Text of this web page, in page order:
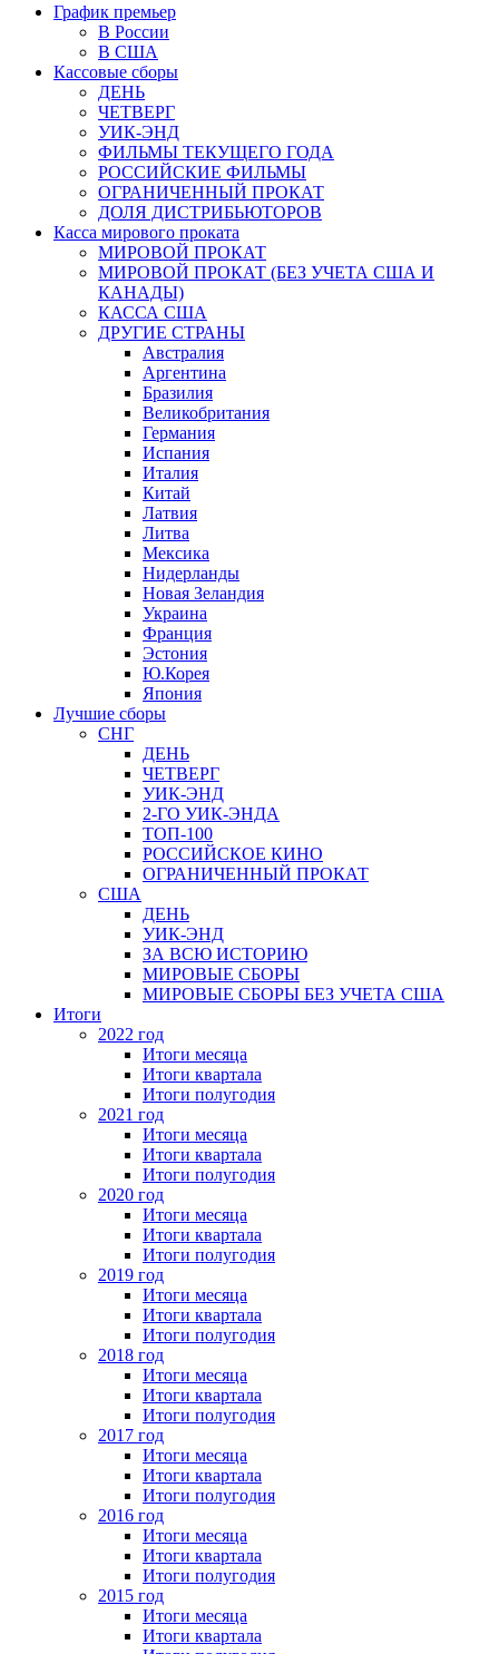
График премьер
В России
В США
Кассовые сборы
ДЕНЬ
ЧЕТВЕРГ
УИК-ЭНД
ФИЛЬМЫ ТЕКУЩЕГО ГОДА
РОССИЙСКИЕ ФИЛЬМЫ
ОГРАНИЧЕННЫЙ ПРОКАТ
ДОЛЯ ДИСТРИБЬЮТОРОВ
Касса мирового проката
МИРОВОЙ ПРОКАТ
МИРОВОЙ ПРОКАТ (БЕЗ УЧЕТА США И
КАНАДЫ)
КАССА США
ДРУГИЕ СТРАНЫ
Австралия
Аргентина
Бразилия
Великобритания
Германия
Испания
Италия
Китай
Латвия
Литва
Мексика
Нидерланды
Новая Зеландия
Украина
Франция
Эстония
Ю.Корея
Япония
Лучшие сборы
СНГ
ДЕНЬ
ЧЕТВЕРГ
УИК-ЭНД
2-ГО УИК-ЭНДА
ТОП-100
РОССИЙСКОЕ КИНО
ОГРАНИЧЕННЫЙ ПРОКАТ
США
ДЕНЬ
УИК-ЭНД
ЗА ВСЮ ИСТОРИЮ
МИРОВЫЕ СБОРЫ
МИРОВЫЕ СБОРЫ БЕЗ УЧЕТА США
Итоги
2022 год
Итоги месяца
Итоги квартала
Итоги полугодия
2021 год
Итоги месяца
Итоги квартала
Итоги полугодия
2020 год
Итоги месяца
Итоги квартала
Итоги полугодия
2019 год
Итоги месяца
Итоги квартала
Итоги полугодия
2018 год
Итоги месяца
Итоги квартала
Итоги полугодия
2017 год
Итоги месяца
Итоги квартала
Итоги полугодия
2016 год
Итоги месяца
Итоги квартала
Итоги полугодия
2015 год
Итоги месяца
Итоги квартала